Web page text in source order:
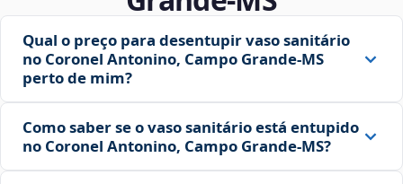
Qual o preço para desentupir vaso sanitário
no Coronel Antonino, Campo Grande‑MS
perto de mim?
Como saber se o vaso sanitário está entupido
no Coronel Antonino, Campo Grande‑MS?